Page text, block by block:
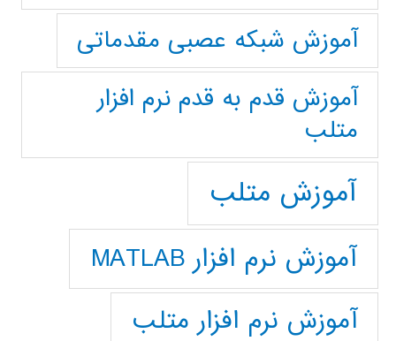
آموزش شبکه عصبی مقدماتی
آموزش قدم به قدم نرم افزار
متلب
آموزش متلب
آموزش نرم افزار MATLAB
آموزش نرم افزار متلب